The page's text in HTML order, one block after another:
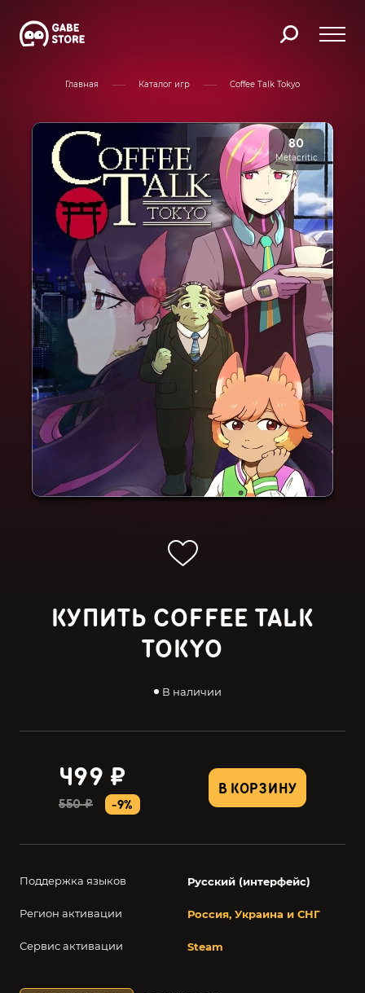
Главная Каталог игр Coffee Talk Tokyo
80
Metacritic
КУПИТЬ COFFEE TALK
TOKYO
В наличии
В КОРЗИНУ
499 ₽
550 ₽ -9%
Поддержка языков Русский (интерфейс)
Регион активации Россия, Украина и СНГ
Сервис активации Steam